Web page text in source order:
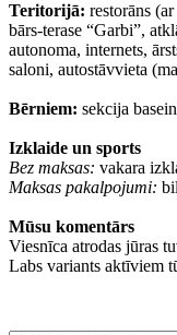
Teritorijā: restorāns
bārs-terase “Garbi”,
autonoma, internets,
saloni, autostāvvieta
Bērniem: sekcija
Izklaide un sports
Bez maksas: vakara
Maksas pakalpojumi:
Mūsu komentārs
Viesnīca atrodas jūras
Labs variants aktīviem